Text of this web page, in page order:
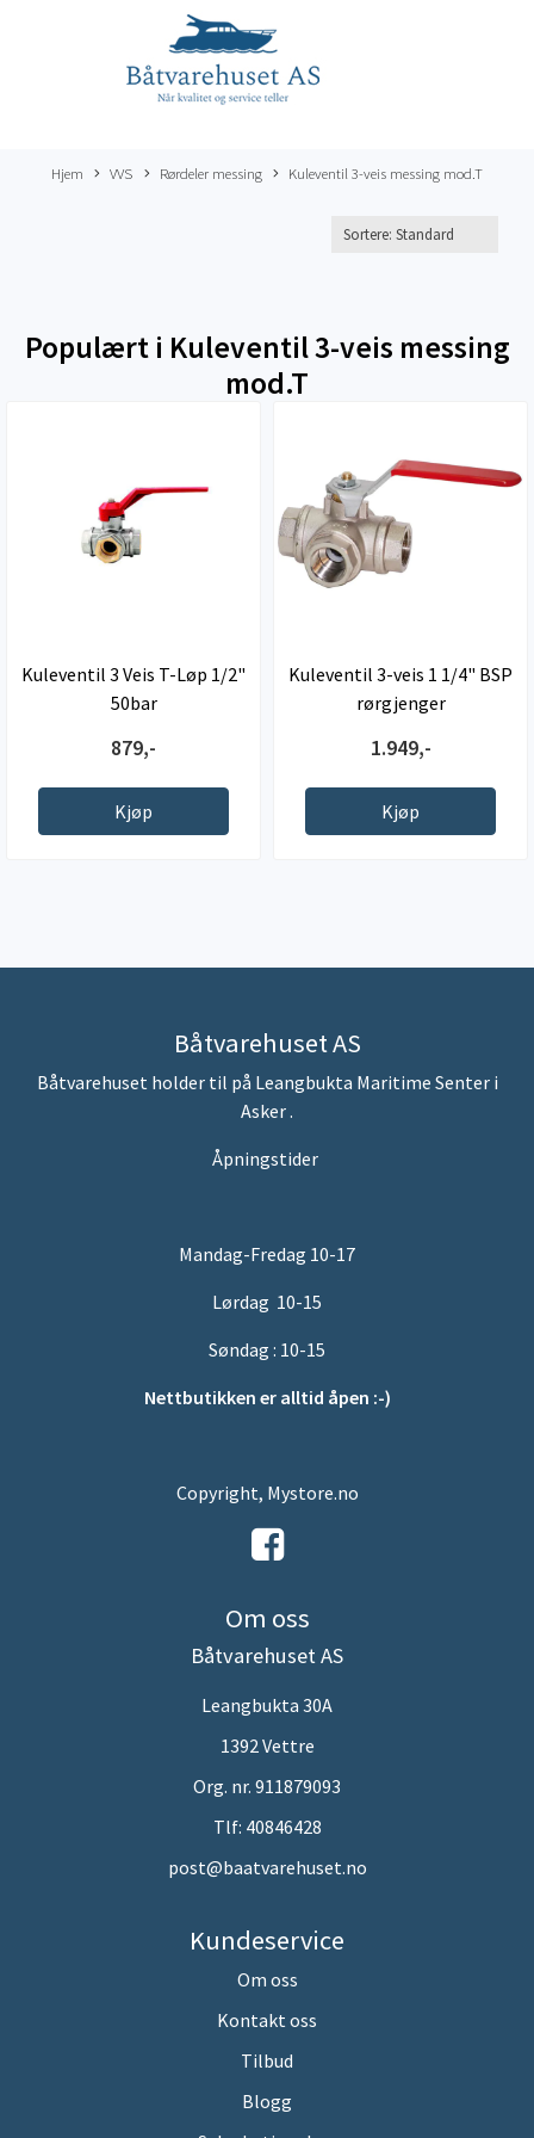
Hjem VVS Rørdeler messing Kuleventil 3-veis messing mod.T
Populært i Kuleventil 3-veis messing
mod.T
Kuleventil 3 Veis T-Løp 1/2"
50bar
879,-
Kjøp
Kuleventil 3-veis 1 1/4" BSP
rørgjenger
1.949,-
Kjøp
Båtvarehuset AS
Båtvarehuset holder til på Leangbukta Maritime Senter i
Asker .
Åpningstider
Mandag-Fredag 10-17
Lørdag 10-15
Søndag : 10-15
Nettbutikken er alltid åpen :-)
Copyright, Mystore.no
Om oss
Båtvarehuset AS
Leangbukta 30A
1392 Vettre
Org. nr. 911879093
Tlf: 40846428
post@baatvarehuset.no
Kundeservice
Om oss
Kontakt oss
Tilbud
Blogg